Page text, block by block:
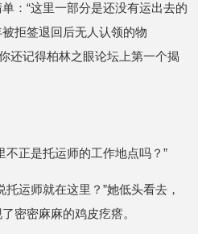
：“这里一部分是还没有运出去的
拒签退回后无人认领的物
还记得柏林之眼论坛上第一个揭
不正是托运师的工作地点吗？”
运师就在这里？”她低头看去，
密密麻麻的鸡皮疙瘩。